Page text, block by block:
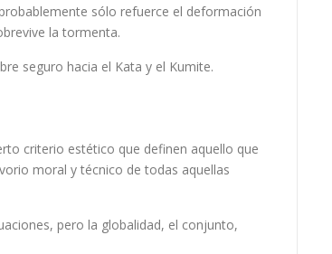
sólo refuerce el deformación
la tormenta.
seguro hacia el Kata y el Kumite.
criterio estético que definen aquello que
moral y técnico de todas aquellas
pero la globalidad, el conjunto,